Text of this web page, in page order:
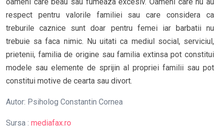
respect pentru valorile familiei sau care considera ca
treburile caznice sunt doar pentru femei iar barbatii nu
trebuie sa faca nimic. Nu uitati ca mediul social, serviciul,
prietenii, familia de origine sau familia extinsa pot constitui
modele sau elemente de sprijin al propriei familii sau pot
constitui motive de cearta sau divort.
Autor: Psiholog Constantin Cornea
Sursa : mediafax.ro